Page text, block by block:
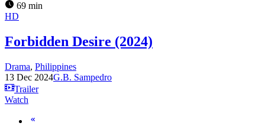
69 min
HD
Forbidden Desire (2024)
Drama, Philippines
13 Dec 2024G.B. Sampedro
Trailer
Watch